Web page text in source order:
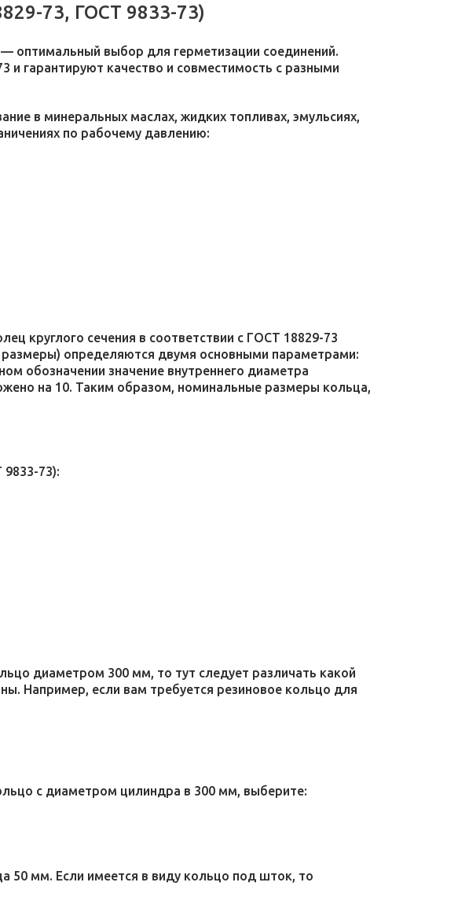
73, ГОСТ 9833-73)
оптимальный выбор для герметизации соединений.
и гарантируют качество и совместимость с разными
в минеральных маслах, жидких топливах, эмульсиях,
по рабочему давлению:
круглого сечения в соответствии с ГОСТ 18829-73
размеры) определяются двумя основными параметрами:
обозначении значение внутреннего диаметра
на 10. Таким образом, номинальные размеры кольца,
73):
диаметром 300 мм, то тут следует различать какой
Например, если вам требуется резиновое кольцо для
с диаметром цилиндра в 300 мм, выберите:
50 мм. Если имеется в виду кольцо под шток, то